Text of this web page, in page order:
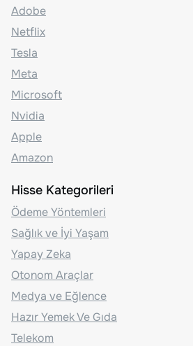
Adobe
Netflix
Tesla
Meta
Microsoft
Nvidia
Apple
Amazon
Hisse Kategorileri
Ödeme Yöntemleri
Sağlık ve İyi Yaşam
Yapay Zeka
Otonom Araçlar
Medya ve Eğlence
Hazır Yemek Ve Gıda
Telekom